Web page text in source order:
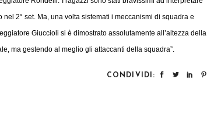
2° set. Ma, una volta sistemati i meccanismi di squadra e
Giuccioli si è dimostrato assolutamente all’altezza della
ma gestendo al meglio gli attaccanti della squadra”.
CONDIVIDI: